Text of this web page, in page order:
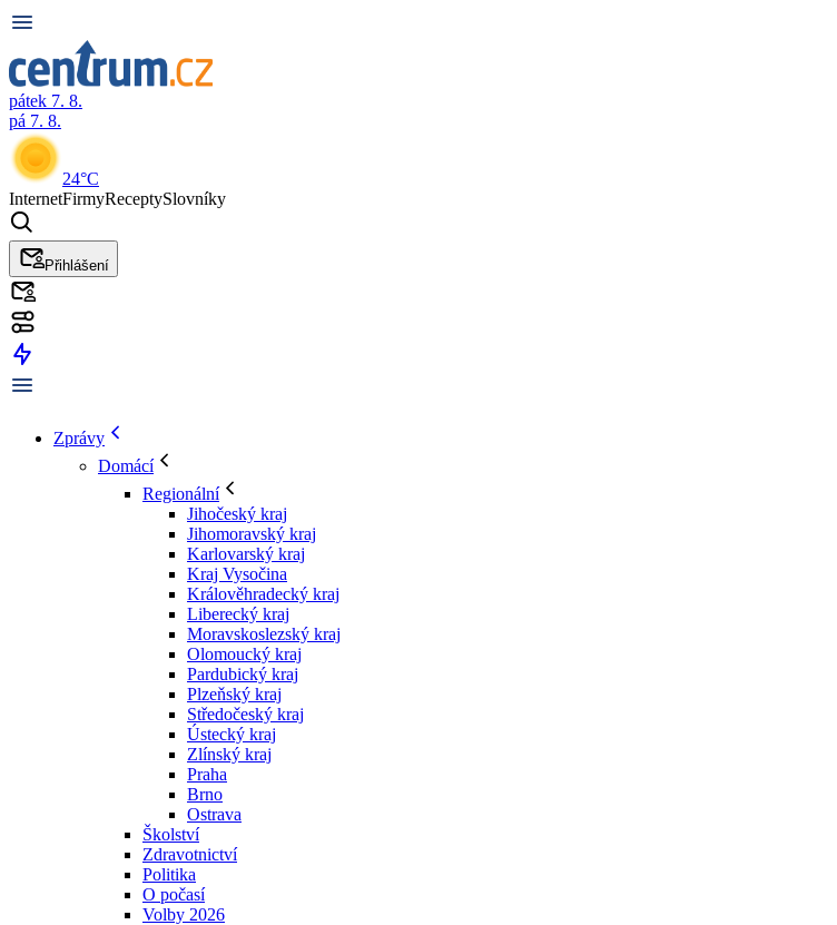
pátek 7. 8.
pá 7. 8.
24°C
InternetFirmyReceptySlovníky
Přihlášení
Zprávy
Domácí
Regionální
Jihočeský kraj
Jihomoravský kraj
Karlovarský kraj
Kraj Vysočina
Králověhradecký kraj
Liberecký kraj
Moravskoslezský kraj
Olomoucký kraj
Pardubický kraj
Plzeňský kraj
Středočeský kraj
Ústecký kraj
Zlínský kraj
Praha
Brno
Ostrava
Školství
Zdravotnictví
Politika
O počasí
Volby 2026